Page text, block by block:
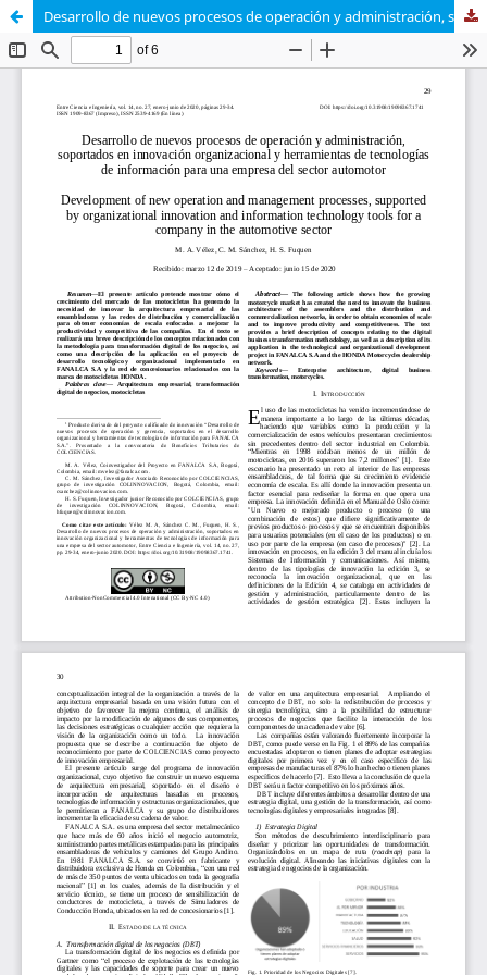
Desarrollo de nuevos procesos de operación y administración, soportados en innovación organizacional y herramientas de tecnologías de información para una empresa del sector automotor